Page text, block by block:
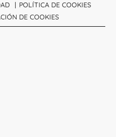
POLÍTICA DE COOKIES
DE COOKIES